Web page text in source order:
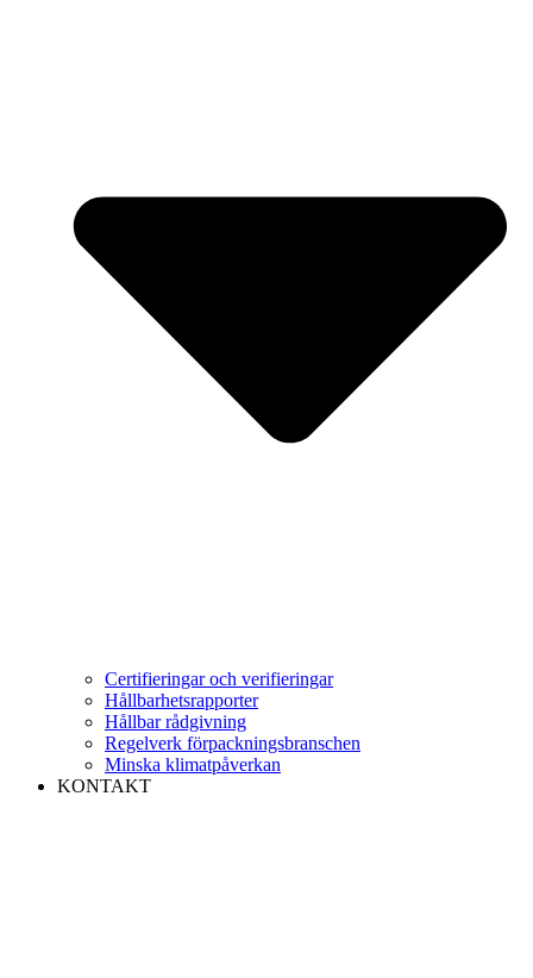
Certifieringar och verifieringar
Hållbarhetsrapporter
Hållbar rådgivning
Regelverk förpackningsbranschen
Minska klimatpåverkan
KONTAKT